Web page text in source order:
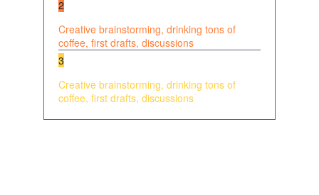
2
Creative brainstorming, drinking tons of
coffee, first drafts, discussions
3
Creative brainstorming, drinking tons of
coffee, first drafts, discussions